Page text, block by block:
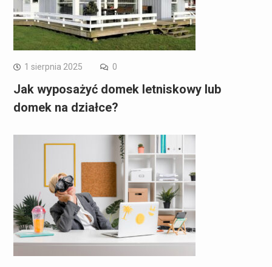
1 sierpnia 2025 0
Jak wyposażyć domek letniskowy lub
domek na działce?